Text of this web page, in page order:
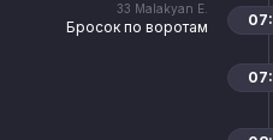
33 Malakyan E.
Бросок по воротам